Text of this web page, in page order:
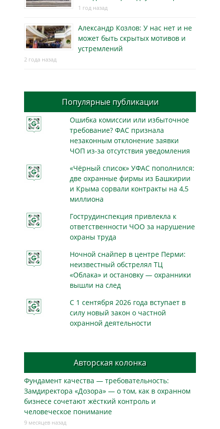
1 год назад
Александр Козлов: У нас нет и не
может быть скрытых мотивов и
устремлений
2 года назад
Популярные публикации
Ошибка комиссии или избыточное
требование? ФАС признала
незаконным отклонение заявки
ЧОП из-за отсутствия уведомления
«Чёрный список» УФАС пополнился:
две охранные фирмы из Башкирии
и Крыма сорвали контракты на 4,5
миллиона
Гострудинспекция привлекла к
ответственности ЧОО за нарушение
охраны труда
Ночной снайпер в центре Перми:
неизвестный обстрелял ТЦ
«Облака» и остановку — охранники
вышли на след
С 1 сентября 2026 года вступает в
силу новый закон о частной
охранной деятельности
Авторская колонка
Фундамент качества — требовательность:
Замдиректора «Дозора» — о том, как в охранном
бизнесe сочетают жёсткий контроль и
человеческое понимание
9 месяцев назад